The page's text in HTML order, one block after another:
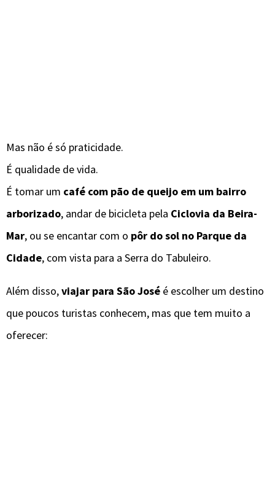
Mas não é só praticidade.
É qualidade de vida.
É tomar um café com pão de queijo em um bairro
arborizado, andar de bicicleta pela Ciclovia da Beira-
Mar, ou se encantar com o pôr do sol no Parque da
Cidade, com vista para a Serra do Tabuleiro.
Além disso,viajar para São José é escolher um destino
que poucos turistas conhecem, mas que tem muito a
oferecer: